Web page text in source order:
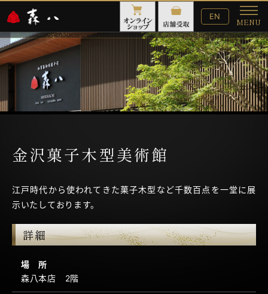
English
Website
EN
MENU
メ
ニ
ュ
ー
金沢菓子木型美術館
江戸時代から使われてきた菓子木型など千数百点を一堂に展
示いたしております。
詳細
場 所
森八本店 2階